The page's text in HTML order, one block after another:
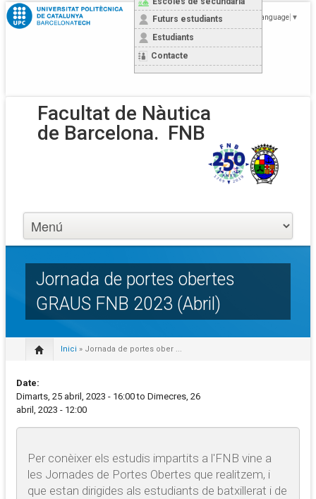
Select Language ▼
Futurs estudiants
Estudiants
Contacte
Facultat de Nàutica
de Barcelona. FNB
Jornada de portes obertes
GRAUS FNB 2023 (Abril)
Inici » Jornada de portes ober ...
Date:
Dimarts, 25 abril, 2023 - 16:00to Dimecres, 26
abril, 2023 - 12:00
Per conèixer els estudis impartits a l'FNB vine a
les Jornades de Portes Obertes que realitzem, i
que estan dirigides als estudiants de batxillerat i de